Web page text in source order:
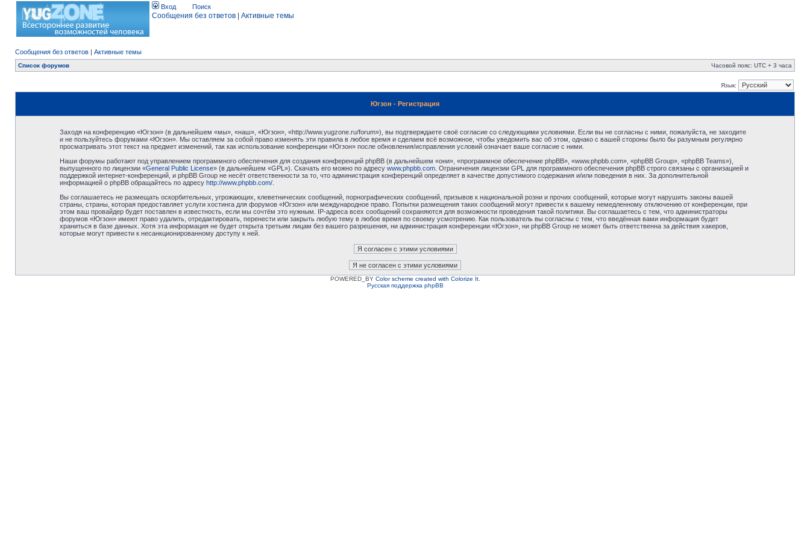
Вход Поиск
Сообщения без ответов Активные темы
Сообщения без ответов | Активные темы
Список форумов Часовой пояс: UTC + 3 часа
Язык:
Югзон - Регистрация
Заходя на конференцию «Югзон» (в дальнейшем «мы», «наш», «Югзон», «http://www.yugzone.ru/forum»), вы подтверждаете своё согласие со следующими условиями. Если вы не согласны с ними, пожалуйста, не заходите
и не пользуйтесь форумами «Югзон». Мы оставляем за собой право изменять эти правила в любое время и сделаем всё возможное, чтобы уведомить вас об этом, однако с вашей стороны было бы разумным регулярно
просматривать этот текст на предмет изменений, так как использование конференции «Югзон» после обновления/исправления условий означает ваше согласие с ними.
Наши форумы работают под управлением программного обеспечения для создания конференций phpBB (в дальнейшем «они», «программное обеспечение phpBB», «www.phpbb.com», «phpBB Group», «phpBB Teams»),
выпущенного по лицензии «General Public License» (в дальнейшем «GPL»). Скачать его можно по адресу www.phpbb.com. Ограничения лицензии GPL для программного обеспечения phpBB строго связаны с организацией и
поддержкой интернет-конференций, и phpBB Group не несёт ответственности за то, что администрация конференций определяет в качестве допустимого содержания и/или поведения в них. За дополнительной
информацией о phpBB обращайтесь по адресу http://www.phpbb.com/.
Вы соглашаетесь не размещать оскорбительных, угрожающих, клеветнических сообщений, порнографических сообщений, призывов к национальной розни и прочих сообщений, которые могут нарушить законы вашей
страны, страны, которая предоставляет услуги хостинга для форумов «Югзон» или международное право. Попытки размещения таких сообщений могут привести к вашему немедленному отключению от конференции, при
этом ваш провайдер будет поставлен в известность, если мы сочтём это нужным. IP-адреса всех сообщений сохраняются для возможности проведения такой политики. Вы соглашаетесь с тем, что администраторы
форумов «Югзон» имеют право удалить, отредактировать, перенести или закрыть любую тему в любое время по своему усмотрению. Как пользователь вы согласны с тем, что введённая вами информация будет
храниться в базе данных. Хотя эта информация не будет открыта третьим лицам без вашего разрешения, ни администрация конференции «Югзон», ни phpBB Group не может быть ответственна за действия хакеров,
которые могут привести к несанкционированному доступу к ней.
POWERED_BY Color scheme created with Colorize It.
Русская поддержка phpBB